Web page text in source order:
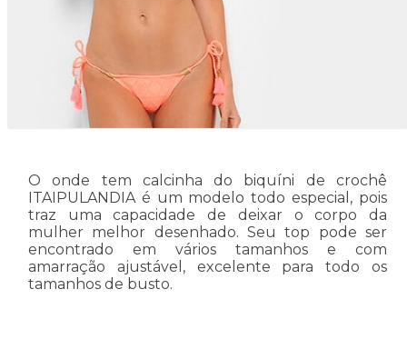
O onde tem calcinha do biquíni de crochê
ITAIPULANDIA é um modelo todo especial, pois
traz uma capacidade de deixar o corpo da
mulher melhor desenhado. Seu top pode ser
encontrado em vários tamanhos e com
amarração ajustável, excelente para todo os
tamanhos de busto.